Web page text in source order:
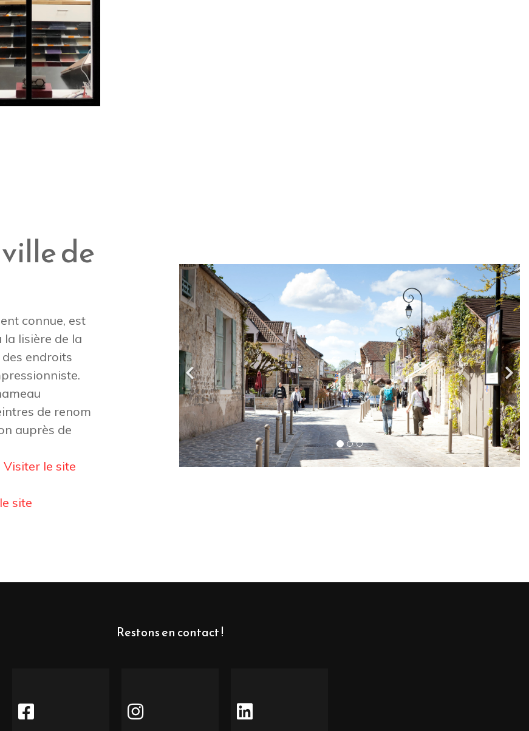
de
connue, est
la lisière de la
des endroits
de renom
auprès de
Visiter le site
site
Restons en contact !